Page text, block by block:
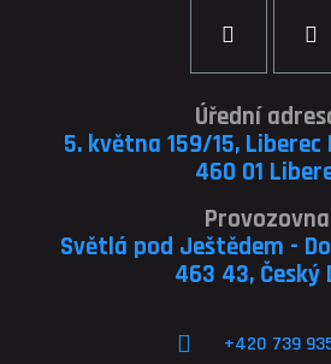
Úřední
5. května 159/15,
460 01
Světlá pod Ještědem -
463 43, Český
+420 739